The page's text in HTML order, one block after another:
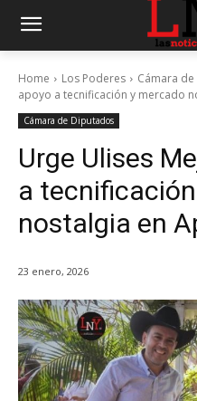
Home Los Poderes Cámara
apoyo a tecnificación y mercado
Cámara de Diputados
Urge Ulises
a
nostalgia en
23 enero, 2026